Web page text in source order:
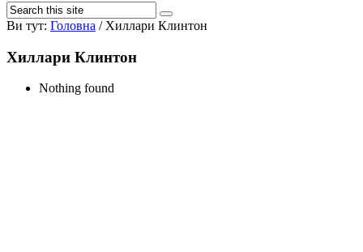
Ви тут: Головна / Хиллари Клинтон
Хиллари Клинтон
Nothing found